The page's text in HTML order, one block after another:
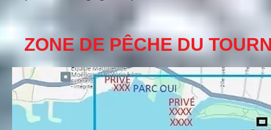
ZONE DE PÊCHE DU